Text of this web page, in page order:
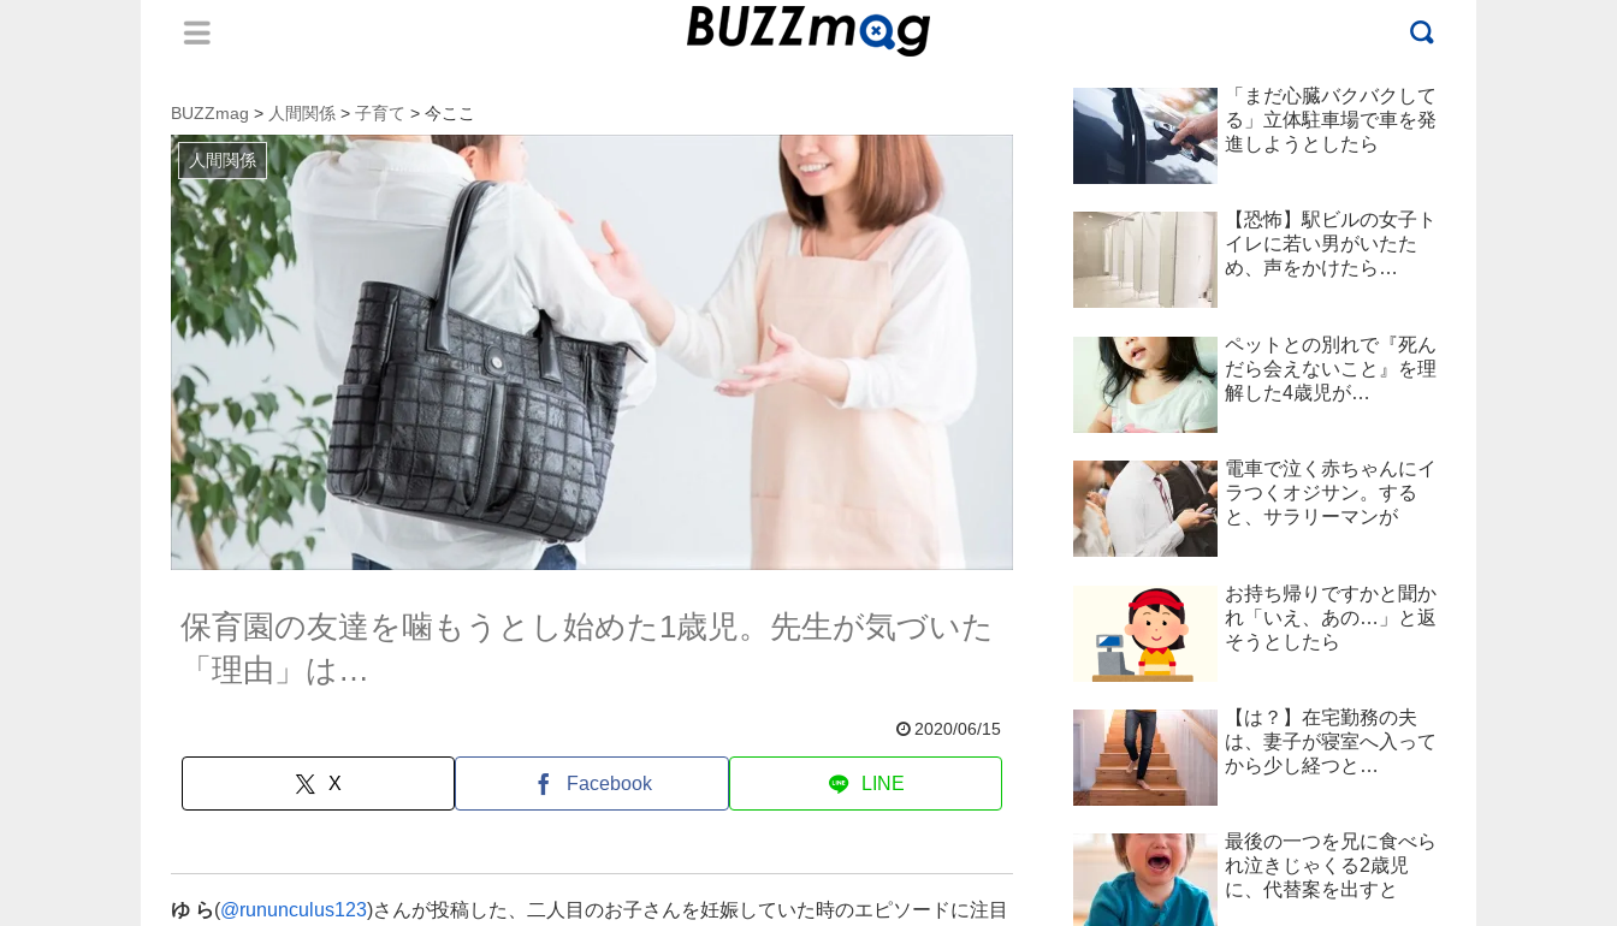
BUZZmag > 人間関係 > 子育て > 今ここ
人間関係
保育園の友達を噛もうとし始めた1歳児。先生が気づいた
「理由」は…
2020/06/15
X Facebook LINE
ゆ ら(@rununculus123)さんが投稿した、二人目のお子さんを妊娠していた時のエピソードに注目
「まだ心臓バクバクして
る」立体駐車場で車を発
進しようとしたら
【恐怖】駅ビルの女子ト
イレに若い男がいたた
め、声をかけたら…
ペットとの別れで『死ん
だら会えないこと』を理
解した4歳児が…
電車で泣く赤ちゃんにイ
ラつくオジサン。する
と、サラリーマンが
お持ち帰りですかと聞か
れ「いえ、あの…」と返
そうとしたら
【は？】在宅勤務の夫
は、妻子が寝室へ入って
から少し経つと…
最後の一つを兄に食べら
れ泣きじゃくる2歳児
に、代替案を出すと